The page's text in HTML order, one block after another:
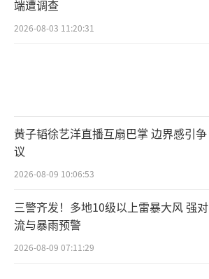
端遭调查
2026-08-03 11:20:31
黄子韬徐艺洋直播互扇巴掌 边界感引争
议
2026-08-09 10:06:53
三警齐发！多地10级以上雷暴大风 强对
流与暴雨预警
2026-08-09 07:11:29